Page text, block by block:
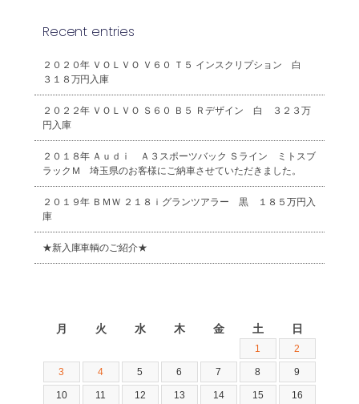
Recent entries
２０２０年 ＶＯＬＶＯ Ｖ６０ Ｔ５ インスクリプション 白
３１８万円入庫
２０２２年 ＶＯＬＶＯ Ｓ６０ Ｂ５ Ｒデザイン 白 ３２３万
円入庫
２０１８年 Ａｕｄｉ Ａ３スポーツバック Ｓライン ミトスブ
ラックＭ 埼玉県のお客様にご納車させていただきました。
２０１９年 ＢＭＷ ２１８ｉグランツアラー 黒 １８５万円入
庫
★新入庫車輌のご紹介★
月 火 水 木 金 土 日
1 2
3 4 5 6 7 8 9
10 11 12 13 14 15 16